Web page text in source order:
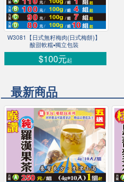
W3081【日式無籽梅肉(日式梅餅)】
酸甜軟糯▪獨立包裝
$100元起
最新商品